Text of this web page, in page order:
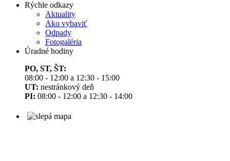
Rýchle odkazy
Aktuality
Ako vybaviť
Odpady
Fotogaléria
Úradné hodiny
PO, ST, ŠT:
08:00 - 12:00 a 12:30 - 15:00
UT: nestránkový deň
PI: 08:00 - 12:00 a 12:30 - 14:00